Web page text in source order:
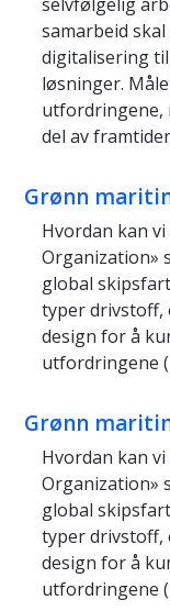
samarbeid
digitalisering
løsninger.
utfordringene,
del av
Grønn
Hvordan kan
Organization»
global
typer drivstoff,
design for å
utfordringene
Grønn
Hvordan kan
Organization»
global
typer drivstoff,
design for å
utfordringene